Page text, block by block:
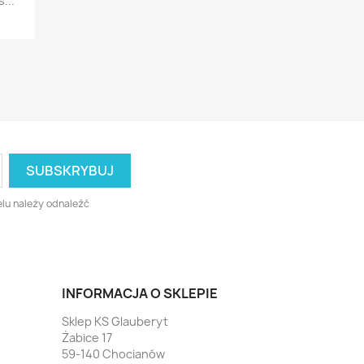
należy odnaleźć
INFORMACJA O SKLEPIE
Sklep KS Glauberyt
Żabice 17
59-140 Chocianów